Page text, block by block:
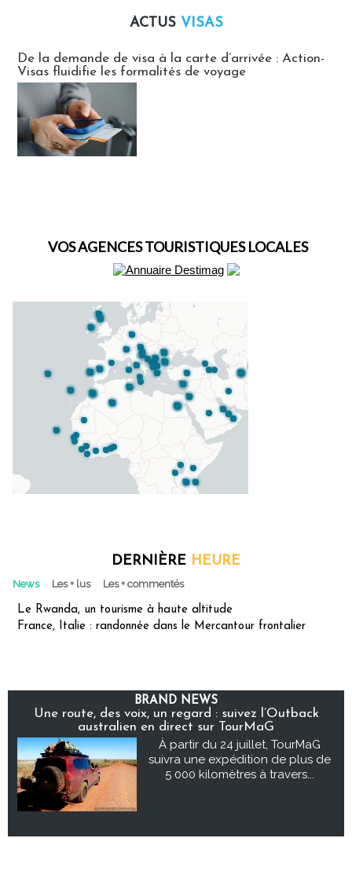
ACTUS VISAS
De la demande de visa à la carte d’arrivée : Action-
Visas fluidifie les formalités de voyage
VOS AGENCES TOURISTIQUES LOCALES
DERNIÈRE HEURE
News Les + lus Les + commentés
Le Rwanda, un tourisme à haute altitude
France, Italie : randonnée dans le Mercantour frontalier
BRAND NEWS
Une route, des voix, un regard : suivez l’Outback
australien en direct sur TourMaG
À partir du 24 juillet, TourMaG
suivra une expédition de plus de
5 000 kilomètres à travers...